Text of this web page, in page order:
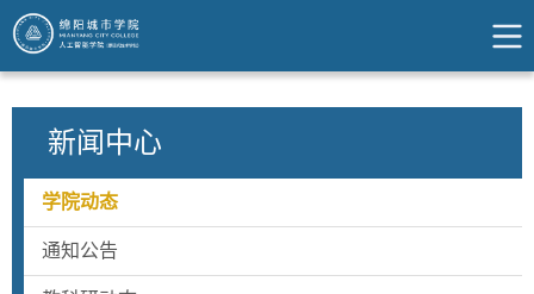
新闻中心
学院动态
通知公告